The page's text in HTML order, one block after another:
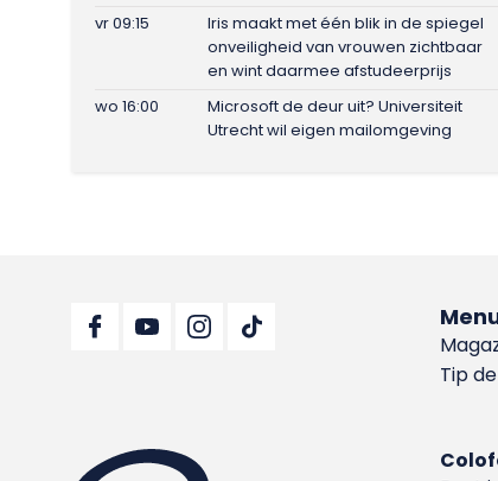
vr 09:15
Iris maakt met één blik in de spiegel
onveiligheid van vrouwen zichtbaar
en wint daarmee afstudeerprijs
wo 16:00
Microsoft de deur uit? Universiteit
Utrecht wil eigen mailomgeving
Tip